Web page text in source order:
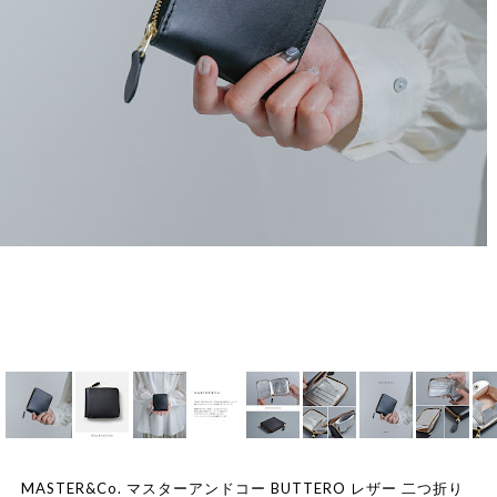
MASTER&Co. マスターアンドコー BUTTERO レザー 二つ折り